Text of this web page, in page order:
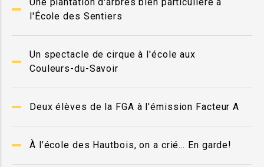
l'École des Sentiers
Un spectacle de cirque à l'école aux
Couleurs-du-Savoir
Deux élèves de la FGA à l'émission Facteur A
À l’école des Hautbois, on a crié… En garde!